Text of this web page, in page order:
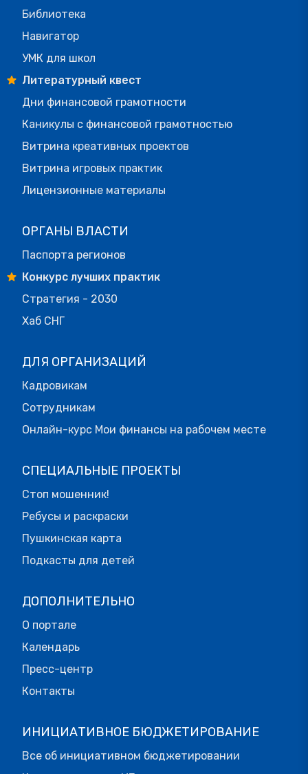
Библиотека
Навигатор
УМК для школ
Литературный квест
Дни финансовой грамотности
Каникулы с финансовой грамотностью
Витрина креативных проектов
Витрина игровых практик
Лицензионные материалы
ОРГАНЫ ВЛАСТИ
Паспорта регионов
Конкурс лучших практик
Стратегия - 2030
Хаб СНГ
ДЛЯ ОРГАНИЗАЦИЙ
Кадровикам
Сотрудникам
Онлайн-курс Мои финансы на рабочем месте
СПЕЦИАЛЬНЫЕ ПРОЕКТЫ
Стоп мошенник!
Ребусы и раскраски
Пушкинская карта
Подкасты для детей
ДОПОЛНИТЕЛЬНО
О портале
Календарь
Пресс-центр
Контакты
ИНИЦИАТИВНОЕ БЮДЖЕТИРОВАНИЕ
Все об инициативном бюджетировании